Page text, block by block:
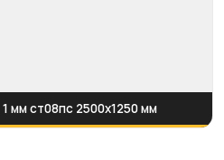
мм ст08пс 2500х1250 мм